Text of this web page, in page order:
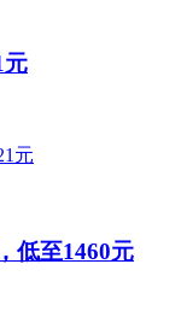
元
低至1460元